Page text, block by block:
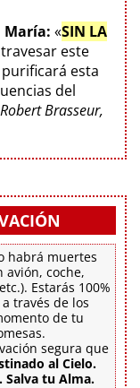
María: «SIN LA
este
esta
del
Brasseur,
habrá muertes
avión, coche,
Estarás 100%
través de los
de tu
segura que
al Cielo.
Salva tu Alma.